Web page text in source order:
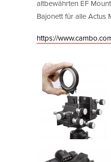
altbewährten EF
Bajonett für alle Actus
https://